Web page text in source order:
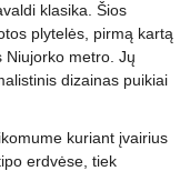
klasika. Šios
plytelės, pirmą kartą
Niujorko metro. Jų
dizainas puikiai
kuriant įvairius
erdvėse, tiek